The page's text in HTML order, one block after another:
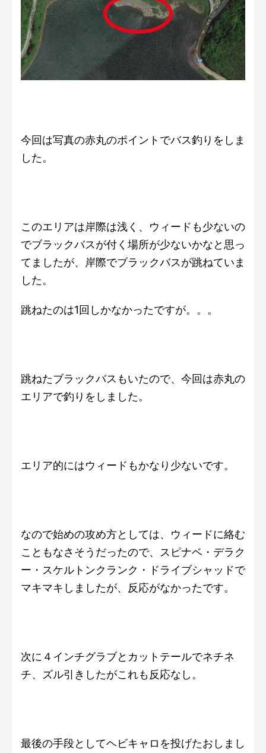
今回は写真の赤丸のポイントでバス釣りをしま
した。
このエリアは岸際は浅く、ウィードも少ないの
でブラックバスが付く場所が少ないかなと思っ
てましたが、岸際でブラックバスが跳ねていま
した。
跳ねたのは1回しかなかったですが。。。
跳ねたブラックバスもいたので、今回は赤丸の
エリアで釣りをしました。
エリア的にはウィードもかなり少ないです。
なので始めの攻め方としては、ウィードに絡む
こともなさそうだったので、スピナベ・デラク
ー・スケルトンクランク・ドライブシャッドで
マキマキしましたが、反応がなかったです。
次に４インチグラブとカットテールでネチネ
チ、ズル引きしたがこれも反応なし。
最後の手段としてヘビキャロを投げたおしまし